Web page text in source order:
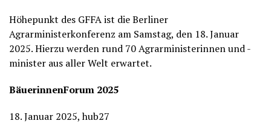
Höhepunkt des GFFA ist die Berliner
Agrarministerkonferenz am Samstag, den 18. Januar
2025. Hierzu werden rund 70 Agrarministerinnen und -
minister aus aller Welt erwartet.
BäuerinnenForum 2025
18. Januar 2025, hub27